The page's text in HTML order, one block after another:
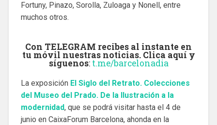
Fortuny, Pinazo, Sorolla, Zuloaga y Nonell, entre
muchos otros.
Con TELEGRAM recibes al instante en
tu móvil nuestras noticias. Clica aquí y
síguenos: t.me/barcelonadia
La exposición El Siglo del Retrato. Colecciones
del Museo del Prado. De la Ilustración a la
modernidad, que se podrá visitar hasta el 4 de
junio en CaixaForum Barcelona, ahonda en la